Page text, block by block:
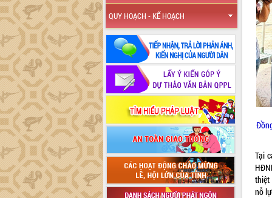
QUY HOẠCH - KẾ HOẠCH
Tại
thiệt
nỗ